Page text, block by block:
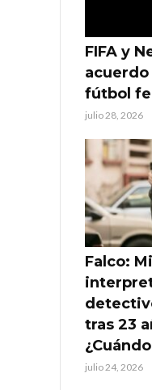
FIFA y
acuerdo
fútbol
julio 28, 2026
Falco:
tras 23
julio 24, 2026